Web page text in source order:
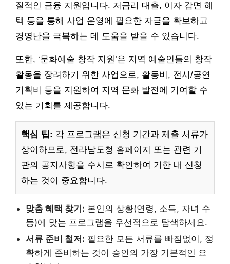
질적인 금융 지원입니다. 저금리 대출, 이자 감면 혜
택 등을 통해 사업 운영에 필요한 자금을 확보하고
경영난을 극복하는 데 도움을 받을 수 있습니다.
또한, ‘문화예술 창작 지원’은 지역 예술인들의 창작
활동을 장려하기 위한 사업으로, 활동비, 전시/공연
기획비 등을 지원하여 지역 문화 발전에 기여할 수
있는 기회를 제공합니다.
핵심 팁: 각 프로그램은 신청 기간과 제출 서류가
상이하므로, 전라남도청 홈페이지 또는 관련 기
관의 공지사항을 수시로 확인하여 기한 내 신청
하는 것이 중요합니다.
맞춤 혜택 찾기: 본인의 상황(연령, 소득, 자녀 수
등)에 맞는 프로그램을 우선적으로 탐색하세요.
서류 준비 철저: 필요한 모든 서류를 빠짐없이, 정
확하게 준비하는 것이 승인의 가장 기본적인 요